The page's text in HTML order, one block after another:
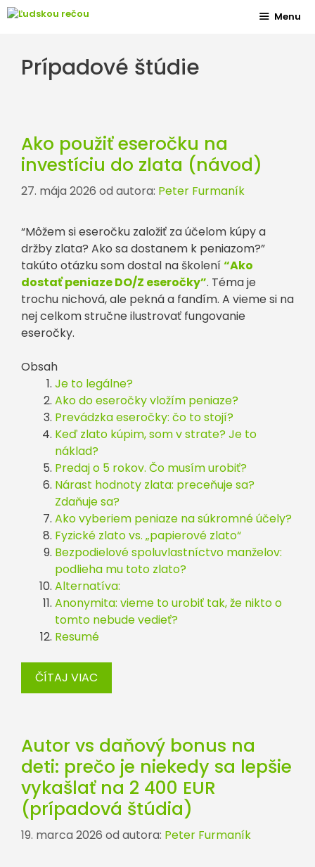
Preskočiť
Menu
Prípadové štúdie
Ako použiť eseročku na
investíciu do zlata (návod)
27. mája 2026 od autora: Peter Furmaník
“Môžem si eseročku založiť za účelom kúpy a
držby zlata? Ako sa dostanem k peniazom?”
takúto otázku som dostal na školení“Ako
dostať peniaze DO/Z eseročky”. Téma je
trochu nichová, ale pekná a fandím. A vieme si na
nej celkom stručne ilustrovať fungovanie
eseročky.
Obsah
Je to legálne?
Ako do eseročky vložím peniaze?
Prevádzka eseročky: čo to stojí?
Keď zlato kúpim, som v strate? Je to
náklad?
Predaj o 5 rokov. Čo musím urobiť?
Nárast hodnoty zlata: preceňuje sa?
Zdaňuje sa?
Ako vyberiem peniaze na súkromné účely?
Fyzické zlato vs. „papierové zlato“
Bezpodielové spoluvlastníctvo manželov:
podlieha mu toto zlato?
Alternatíva:
Anonymita: vieme to urobiť tak, že nikto o
tomto nebude vedieť?
Resumé
ČÍTAJ VIAC
Autor vs daňový bonus na
deti: prečo je niekedy sa lepšie
vykašlať na 2 400 EUR
(prípadová štúdia)
19. marca 2026 od autora: Peter Furmaník